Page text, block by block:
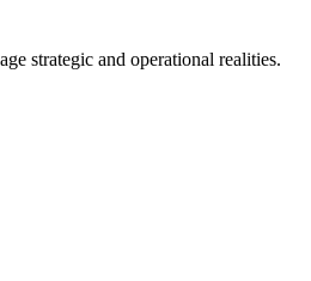
strategic and operational realities.